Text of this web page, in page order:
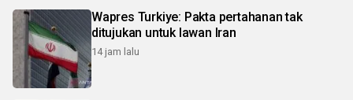
Wapres Turkiye: Pakta pertahanan tak
ditujukan untuk lawan Iran
14 jam lalu